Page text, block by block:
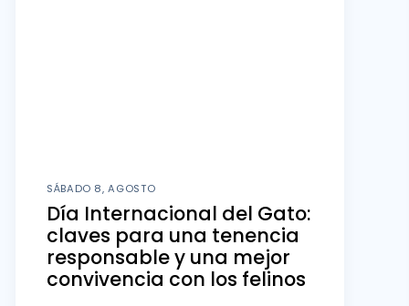
SÁBADO 8, AGOSTO
Día Internacional del Gato:
claves para una tenencia
responsable y una mejor
convivencia con los felinos